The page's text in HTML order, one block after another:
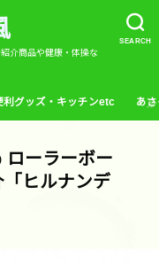
SEARCH
介商品や健康・体操な
利グッズ・キッチンetc あ
ーラーボー
ヒルナンデ